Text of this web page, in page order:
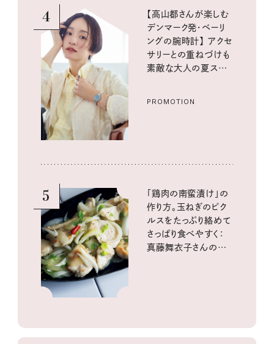
4
【高山都さんが楽しむ
デンマーク発・ベーリ
ングの腕時計】 アクセ
サリーとの重ねづけも
素敵な大人の夏スタイ
PROMOTION
5
「鶏肉の南蛮漬け」の
作り方。玉ねぎのピク
ルスをたっぷり絡めて
さっぱり食べやすく：
真藤舞衣子さんの発